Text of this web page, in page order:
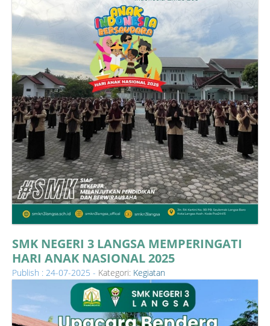
SMK NEGERI 3 LANGSA MEMPERINGATI
HARI ANAK NASIONAL 2025
Publish : 24-07-2025 - Kategori: Kegiatan